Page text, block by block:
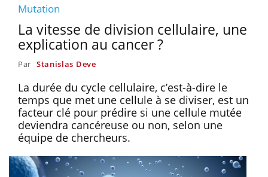
Mutation
La vitesse de division cellulaire, une
explication au cancer ?
Par Stanislas Deve
La durée du cycle cellulaire, c’est-à-dire le
temps que met une cellule à se diviser, est un
facteur clé pour prédire si une cellule mutée
deviendra cancéreuse ou non, selon une
équipe de chercheurs.